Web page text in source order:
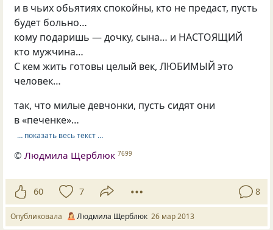
и в чьих обьятиях спокойны, кто не предаст, пусть
будет больно…
кому подаришь — дочку, сына… и НАСТОЯЩИЙ
кто мужчина…
С кем жить готовы целый век, ЛЮБИМЫЙ это
человек…
так, что милые девчонки, пусть сидят они
в «печенке»…
… показать весь текст …
©Людмила Щерблюк 7699
60 7 8
Опубликовала Людмила Щерблюк 26 мар 2013